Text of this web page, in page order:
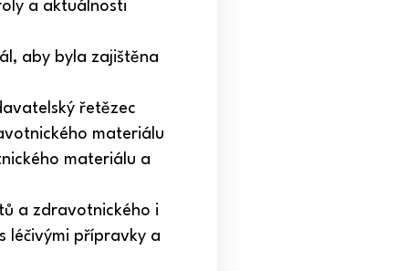
a aktuálnosti
aby byla zajištěna
řetězec
materiálu
materiálu a
a zdravotnického i
léčivými přípravky a